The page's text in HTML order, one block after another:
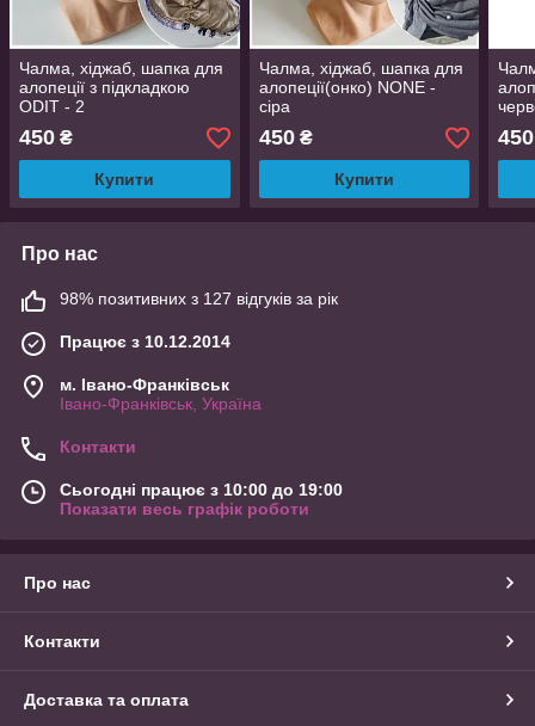
Чалма, хіджаб, шапка для
алопеції з підкладкою
ODIT - 2
450 ₴
Купити
Чалма, хіджаб, шапка для
алопеції(онко) NONE -
сіра
450₴
Купити
450
Про нас
98% позитивних з 127 відгуків за рік
Працює з 10.12.2014
м. Івано-Франківськ
Івано-Франківськ, Україна
Контакти
Сьогодні працює з 10:00 до 19:00
Показати весь графік роботи
Про нас
Контакти
Доставка та оплата